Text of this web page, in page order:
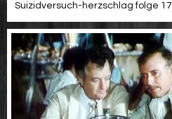
Suizidversuch-herzschlag folge 17